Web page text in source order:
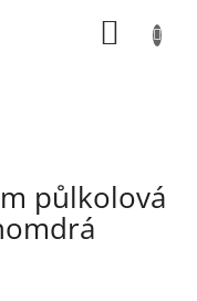
půlkolová